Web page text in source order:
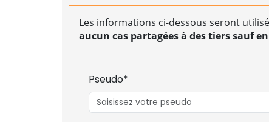
Les informations ci-dessous seront
aucun cas partagées à des tiers sauf
Pseudo*